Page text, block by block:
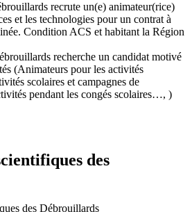
recrute un(e) animateur(rice)
et les technologies pour un contrat à
Condition ACS et habitant la Région
recherche un candidat motivé
(Animateurs pour les activités
scolaires et campagnes de
pendant les congés scolaires…, )
des